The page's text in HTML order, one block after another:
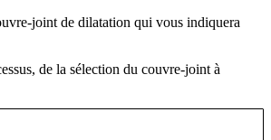
joint de dilatation qui vous indiquera
de la sélection du couvre-joint à